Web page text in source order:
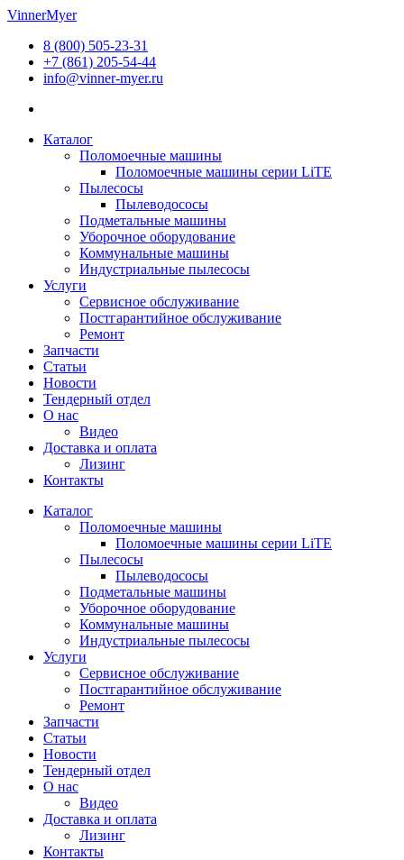
Перейти
содержимому
VinnerMyer
8 (800) 505-23-31
+7 (861) 205-54-44
info@vinner-myer.ru
Каталог
Поломоечные машины
Поломоечные машины серии LiTE
Пылесосы
Пылеводососы
Подметальные машины
Уборочное оборудование
Коммунальные машины
Индустриальные пылесосы
Услуги
Сервисное обслуживание
Постгарантийное обслуживание
Ремонт
Запчасти
Статьи
Новости
Тендерный отдел
О нас
Видео
Доставка и оплата
Лизинг
Контакты
Каталог
Поломоечные машины
Поломоечные машины серии LiTE
Пылесосы
Пылеводососы
Подметальные машины
Уборочное оборудование
Коммунальные машины
Индустриальные пылесосы
Услуги
Сервисное обслуживание
Постгарантийное обслуживание
Ремонт
Запчасти
Статьи
Новости
Тендерный отдел
О нас
Видео
Доставка и оплата
Лизинг
Контакты